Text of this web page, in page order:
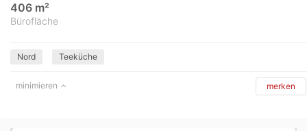
Bürofläche
406 m²
Nord Teeküche
minimieren merken